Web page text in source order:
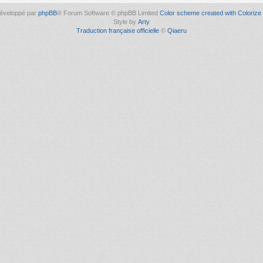
par phpBB® Forum Software © phpBB Limited Color scheme created with Colorize
Style by Arty
Traduction française officielle © Qiaeru